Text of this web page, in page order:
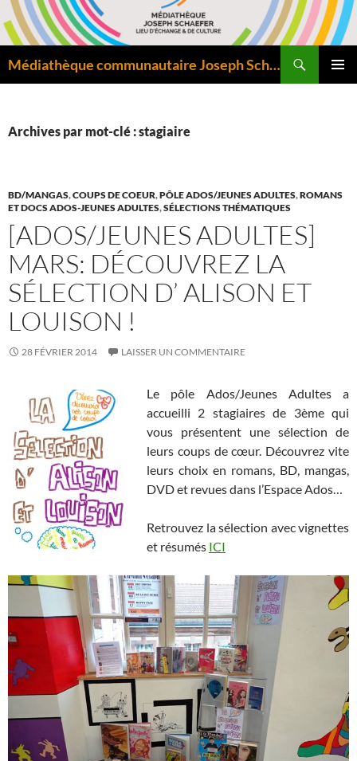
Aller
au
contenu
Médiathèque communautaire Joseph Schaefer de Bitche – Pôle départemental de lecture publique
Archives par mot-clé : stagiaire
BD/MANGAS,COUPS DE COEUR,PÔLE ADOS/JEUNES ADULTES,ROMANS
ET DOCS ADOS-JEUNES ADULTES,SÉLECTIONS THÉMATIQUES
[ADOS/JEUNES ADULTES]
MARS: DÉCOUVREZ LA
SÉLECTION D’ ALISON ET
LOUISON !
28 FÉVRIER 2014 LAISSER UN COMMENTAIRE
Le pôle Ados/Jeunes Adultes a
accueilli 2 stagiaires de 3ème qui
vous présentent une sélection de
leurs coups de cœur. Découvrez vite
leurs choix en romans, BD, mangas,
DVD et revues dans l’Espace Ados…
Retrouvez la sélection avec vignettes
et résumés ICI